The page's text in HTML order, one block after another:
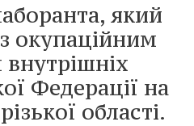
який
окупаційним
Федерації на
області.